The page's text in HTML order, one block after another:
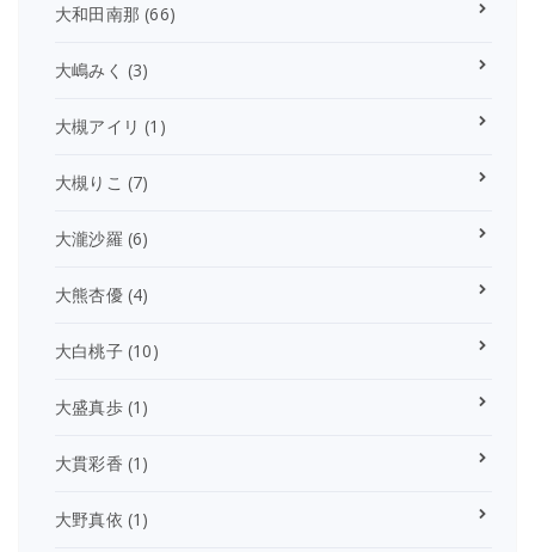
大和田南那 (66)
大嶋みく (3)
大槻アイリ (1)
大槻りこ (7)
大瀧沙羅 (6)
大熊杏優(4)
大白桃子(10)
大盛真歩(1)
大貫彩香 (1)
大野真依 (1)